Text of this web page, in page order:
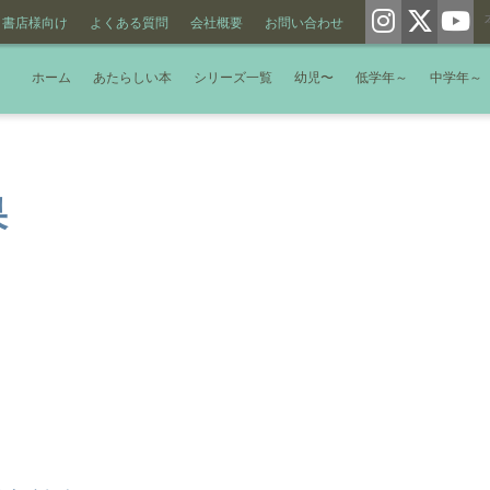
書店様向け よくある質問 会社概要 お問い合わせ
ホーム あたらしい本 シリーズ一覧 幼児〜 低学年～ 中学年～